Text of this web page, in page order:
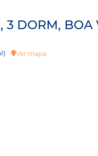
DORM, BOA
Ver mapa